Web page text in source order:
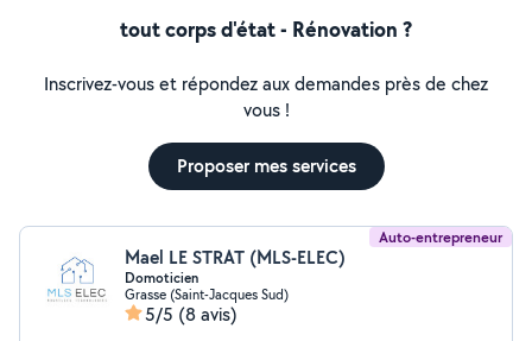
tout corps d'état - Rénovation ?
Inscrivez-vous et répondez aux demandes près de chez
vous !
Proposer mes services
Auto-entrepreneur
Mael LE STRAT (MLS-ELEC)
Domoticien
Grasse (Saint-Jacques Sud)
5/5 (8 avis)